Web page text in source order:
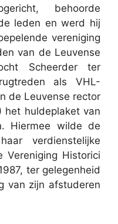
behoorde
leden en werd hij
vereniging
van de Leuvense
Scheerder ter
als VHL-
de Leuvense rector
het huldeplaket van
Hiermee wilde de
verdienstelijke
Vereniging Historici
ter gelegenheid
van zijn afstuderen